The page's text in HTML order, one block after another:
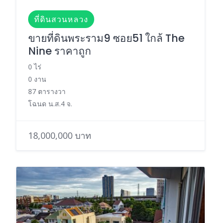
ที่ดินสวนหลวง
ขายที่ดินพระราม9 ซอย51 ใกล้ The
Nine ราคาถูก
0 ไร่
0 งาน
87 ตารางวา
โฉนด น.ส.4 จ.
18,000,000 บาท